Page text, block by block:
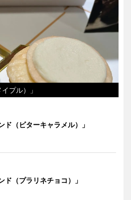
プル）」
ド（ビターキャラメル）」
ド（プラリネチョコ）」